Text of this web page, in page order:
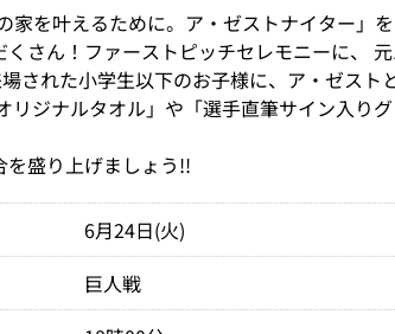
家を叶えるために。ア・ゼストナイター」を
さん！ファーストピッチセレモニーに、
された小学生以下のお子様に、ア・ゼス
リジナルタオル」や「選手直筆サイン入り
盛り上げましょう!!
6月24日(火)
巨人戦